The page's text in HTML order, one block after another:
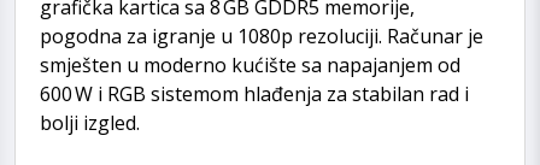
grafička kartica sa 8 GB GDDR5 memorije,
pogodna za igranje u 1080p rezoluciji. Računar je
smješten u moderno kućište sa napajanjem od
600 W i RGB sistemom hlađenja za stabilan rad i
bolji izgled.